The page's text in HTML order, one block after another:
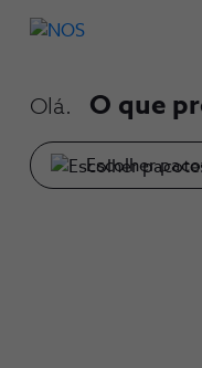
NOS
que
Olá. O que
Escolher